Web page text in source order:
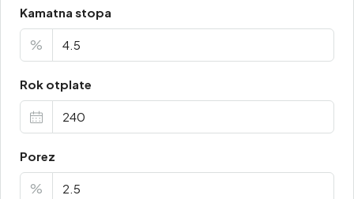
Kamatna stopa
%
Rok otplate
Porez
%